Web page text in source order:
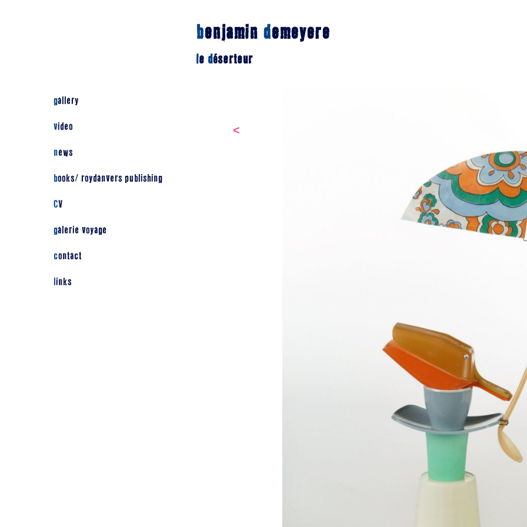
benjamin demeyere
le déserteur
gallery
video
news
books/ roydanvers publishing
CV
galerie voyage
contact
links
<